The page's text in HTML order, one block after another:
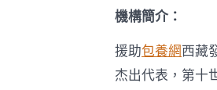
機構簡介：
援助包養網西藏
杰出代表，第十